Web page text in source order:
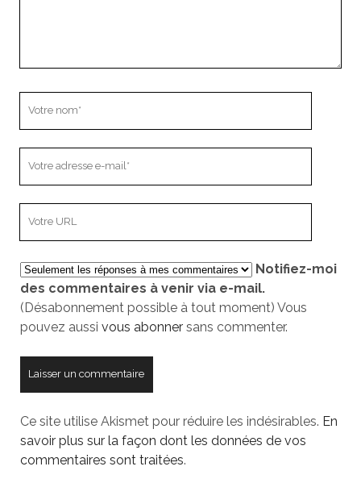
mail
votre
site
Notifiez-moi
des commentaires à venir via e-mail.
(Désabonnement possible à tout moment) Vous
pouvez aussi vous abonnersans commenter.
Ce site utilise Akismet pour réduire les indésirables. En
savoir plus sur la façon dont les données de vos
commentaires sont traitées.